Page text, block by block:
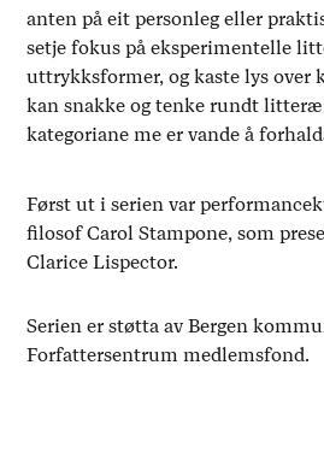
anten på eit personleg eller
setje fokus på eksperimentelle
uttrykksformer, og kaste lys over
kan snakke og tenke rundt
kategoriane me er vande å
Først ut i serien var
filosof Carol Stampone, som
Clarice Lispector.
Serien er støtta av Bergen
Forfattersentrum medlemsfond.